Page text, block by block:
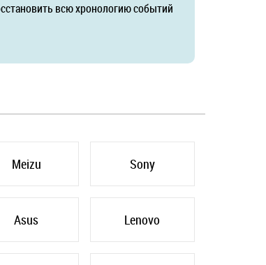
всю хронологию событий
Meizu Sony
Asus Lenovo